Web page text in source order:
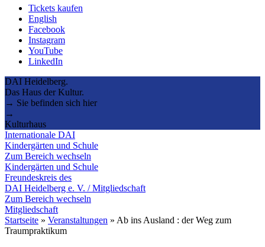
Tickets kaufen
English
Facebook
Instagram
YouTube
LinkedIn
DAI Heidelberg.
Das Haus der Kultur.
→ Sie befinden sich hier
→
Kulturhaus
Internationale DAI
Kindergärten und Schule
Zum Bereich wechseln
Kindergärten und Schule
Freundeskreis des
DAI Heidelberg e. V. / Mitgliedschaft
Zum Bereich wechseln
Mitgliedschaft
Startseite » Veranstaltungen » Ab ins Ausland : der Weg zum
Traumpraktikum